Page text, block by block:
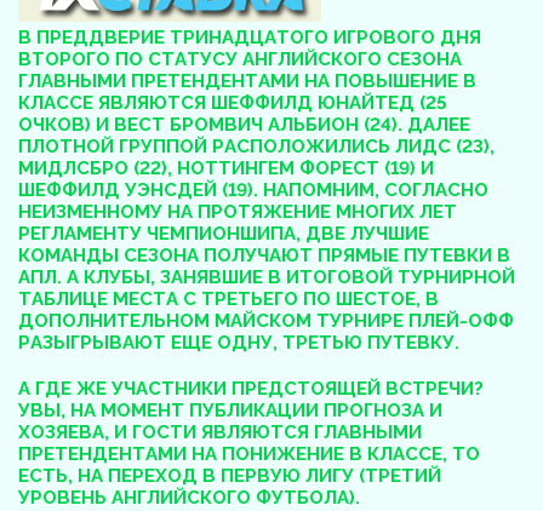
В ПРЕДДВЕРИЕ ТРИНАДЦАТОГО ИГРОВОГО ДНЯ
ВТОРОГО ПО СТАТУСУ АНГЛИЙСКОГО СЕЗОНА
ГЛАВНЫМИ ПРЕТЕНДЕНТАМИ НА ПОВЫШЕНИЕ В
КЛАССЕ ЯВЛЯЮТСЯ ШЕФФИЛД ЮНАЙТЕД (25
ОЧКОВ) И ВЕСТ БРОМВИЧ АЛЬБИОН (24). ДАЛЕЕ
ПЛОТНОЙ ГРУППОЙ РАСПОЛОЖИЛИСЬ ЛИДС (23),
МИДЛСБРО (22), НОТТИНГЕМ ФОРЕСТ (19) И
ШЕФФИЛД УЭНСДЕЙ (19). НАПОМНИМ, СОГЛАСНО
НЕИЗМЕННОМУ НА ПРОТЯЖЕНИЕ МНОГИХ ЛЕТ
РЕГЛАМЕНТУ ЧЕМПИОНШИПА, ДВЕ ЛУЧШИЕ
КОМАНДЫ СЕЗОНА ПОЛУЧАЮТ ПРЯМЫЕ ПУТЕВКИ В
АПЛ. А КЛУБЫ, ЗАНЯВШИЕ В ИТОГОВОЙ ТУРНИРНОЙ
ТАБЛИЦЕ МЕСТА С ТРЕТЬЕГО ПО ШЕСТОЕ, В
ДОПОЛНИТЕЛЬНОМ МАЙСКОМ ТУРНИРЕ ПЛЕЙ-ОФФ
РАЗЫГРЫВАЮТ ЕЩЕ ОДНУ, ТРЕТЬЮ ПУТЕВКУ.
А ГДЕ ЖЕ УЧАСТНИКИ ПРЕДСТОЯЩЕЙ ВСТРЕЧИ?
УВЫ, НА МОМЕНТ ПУБЛИКАЦИИ ПРОГНОЗА И
ХОЗЯЕВА, И ГОСТИ ЯВЛЯЮТСЯ ГЛАВНЫМИ
ПРЕТЕНДЕНТАМИ НА ПОНИЖЕНИЕ В КЛАССЕ, ТО
ЕСТЬ, НА ПЕРЕХОД В ПЕРВУЮ ЛИГУ (ТРЕТИЙ
УРОВЕНЬ АНГЛИЙСКОГО ФУТБОЛА).